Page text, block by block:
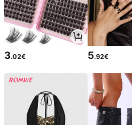
3.02€ 5.92€